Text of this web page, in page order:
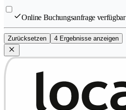
Online Buchungsanfrage verfügbar
Zurücksetzen 4 Ergebnisse anzeigen